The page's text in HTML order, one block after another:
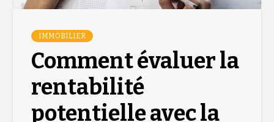
IMMOBILIER
Comment évaluer la
rentabilité
potentielle avec la